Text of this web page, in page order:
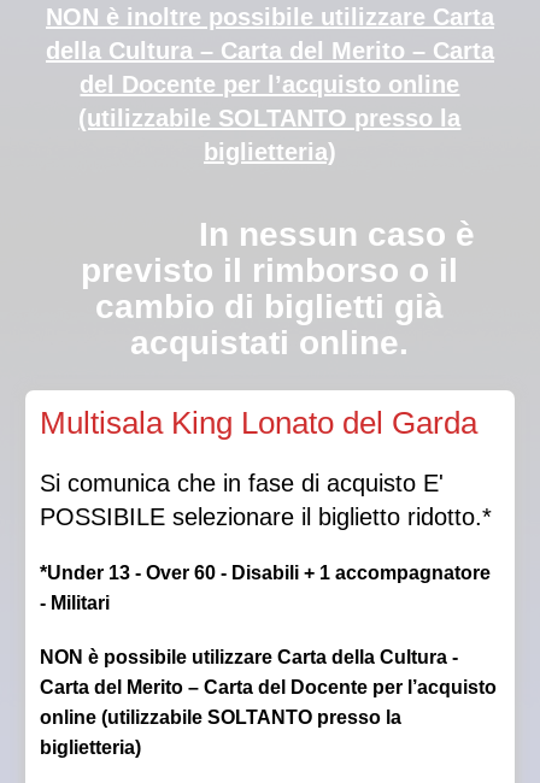
NON è inoltre possibile utilizzare Carta
della Cultura – Carta del Merito – Carta
del Docente per l’acquisto online
(utilizzabile SOLTANTO presso la
biglietteria)
In nessun caso è
previsto il rimborso o il
cambio di biglietti già
acquistati online.
luci spente, non sarà garantito il posto scelto.
Multisala King Lonato del Garda
Si comunica che in fase di acquisto E'
POSSIBILE selezionare il biglietto ridotto.*
*Under 13 - Over 60 - Disabili + 1 accompagnatore
- Militari
NON è possibile utilizzare Carta della Cultura -
Carta del Merito – Carta del Docente per l’acquisto
online (utilizzabile SOLTANTO presso la
biglietteria)